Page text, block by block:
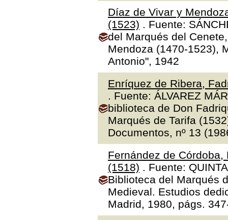
Díaz de Vivar y
(1523) . Fuente:
del Marqués del
Mendoza (1470-1523),
Antonio", 1942
Enríquez de Ribera,
. Fuente: ÁLVAREZ
biblioteca de Don
Marqués de Tarifa
Documentos, nº 13
Fernández de
(1518) . Fuente:
Biblioteca del Marqués
Medieval. Estudios
Madrid, 1980, págs.